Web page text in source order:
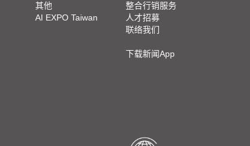
其他
AI EXPO Taiwan
整合行销服务
人才招募
联络我们
下载新闻App